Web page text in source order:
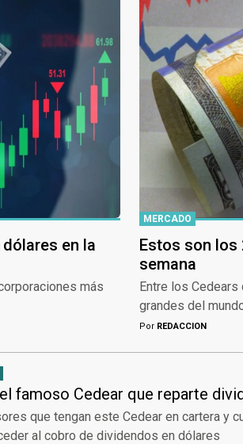
en la
más
MERCADO
Estos son los
semana
Entre los
grandes del
Por REDACCION
famoso Cedear que reparte
que tengan este Cedear en cartera y
al cobro de dividendos en dólares